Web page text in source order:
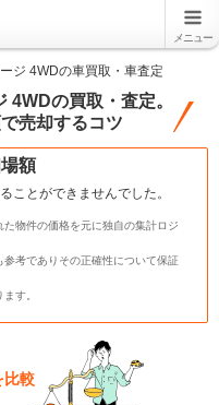
メニュー
ジ 4WDの車買取・車査定
4WDの買取・査定。
売却するコツ
額
ことができませんでした。
物件の価格を元に独自の集計ロジ
考でありその正確性について保証
す。
比較